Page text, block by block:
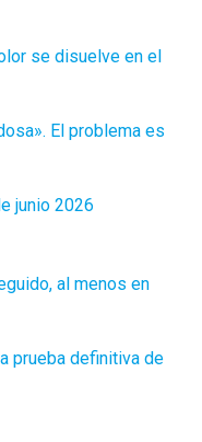
se disuelve en el
El problema es
junio 2026
al menos en
prueba definitiva de